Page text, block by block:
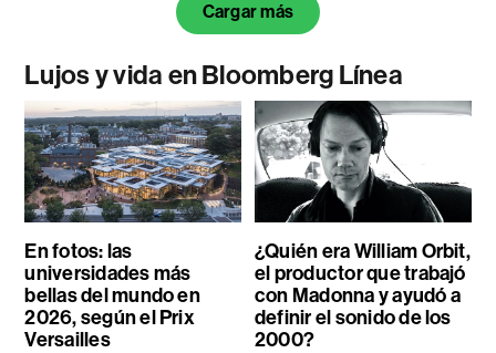
Cargar más
Lujos y vida en Bloomberg Línea
En fotos: las
universidades más
bellas del mundo en
2026, según el Prix
Versailles
¿Quién era William Orbit,
el productor que trabajó
con Madonna y ayudó a
definir el sonido de los
2000?